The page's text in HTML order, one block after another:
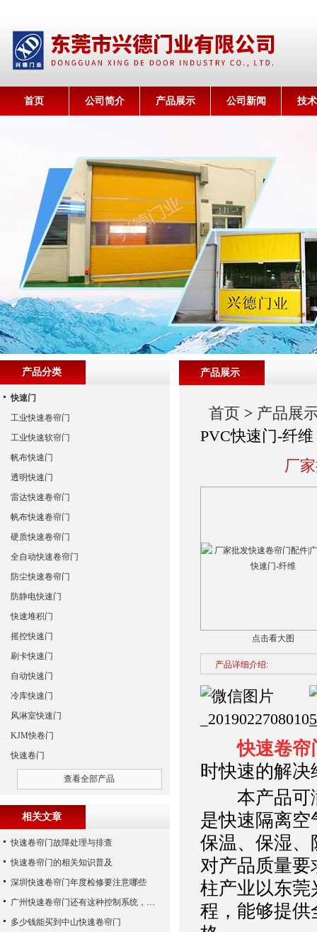
首页 公司简介 产品展示 公司新闻 技
产品展示
首页 > 产品展
PVC快速门-纤维
厂
点击看大图
产品详细介绍:
快速卷帘
时快速的解
本产品可满
是快速隔离
保温、保湿、
对产品质量要
柱产业以东莞
程，能够提供
产品分类
快速门
工业快速卷帘门
工业快速软帘门
帆布快速门
透明快速门
雷达快速卷帘门
帆布快速卷帘门
硬质快速卷帘门
全自动快速卷帘门
防尘快速卷帘门
防静电快速门
快速堆积门
摇控快速门
刷卡快速门
自动快速门
冷库快速门
风淋室快速门
KJM快卷门
快速卷门
查看全部产品
相关文章
快速卷帘门故障处理与排查
快速卷帘门的相关知识普及
深圳快速卷帘门年度检修要注意哪些
广州快速卷帘门还有这种控制系统，您知道吗？
多少钱能买到中山快速卷帘门